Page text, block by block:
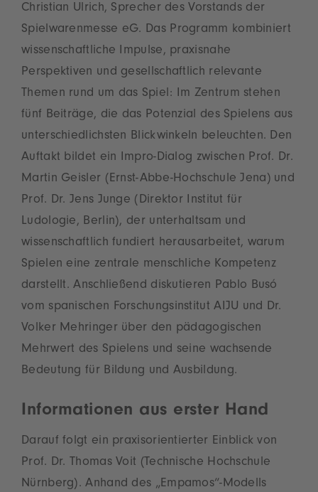
Christian Ulrich, Sprecher des Vorstands der
Spielwarenmesse eG. Das Programm kombiniert
wissenschaftliche Impulse, praxisnahe
Perspektiven und gesellschaftlich relevante
Themen rund um das Spiel: Im Zentrum stehen
fünf Beiträge, die das Potenzial des Spielens aus
unterschiedlichsten Blickwinkeln beleuchten. Den
Auftakt bildet ein Impro-Dialog zwischen Prof. Dr.
Martin Geisler (Ernst-Abbe-Hochschule Jena) und
Prof. Dr. Jens Junge (Direktor Institut für
Ludologie, Berlin), der unterhaltsam und
wissenschaftlich fundiert herausarbeitet, warum
Spielen eine zentrale menschliche Kompetenz
darstellt. Anschließend diskutieren Pablo Busó
vom spanischen Forschungsinstitut AIJU und Dr.
Volker Mehringer über den pädagogischen
Mehrwert des Spielens und seine wachsende
Bedeutung für Bildung und Ausbildung.
Informationen aus erster Hand
Darauf folgt ein praxisorientierter Einblick von
Prof. Dr. Thomas Voit (Technische Hochschule
Nürnberg). Anhand des „Empamos“-Modells